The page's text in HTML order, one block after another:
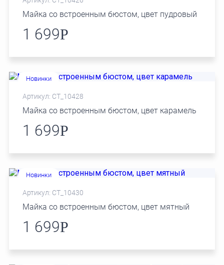
Майка со встроенным бюстом, цвет пудровый
1 699Р
Новинки
Артикул: СТ_10428
Майка со встроенным бюстом, цвет карамель
1 699Р
Новинки
Артикул: СТ_10430
Майка со встроенным бюстом, цвет мятный
1 699Р